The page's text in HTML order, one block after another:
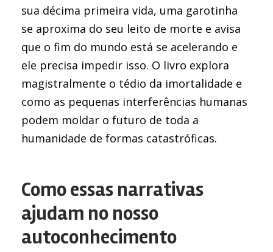
sua décima primeira vida, uma garotinha
se aproxima do seu leito de morte e avisa
que o fim do mundo está se acelerando e
ele precisa impedir isso. O livro explora
magistralmente o tédio da imortalidade e
como as pequenas interferências humanas
podem moldar o futuro de toda a
humanidade de formas catastróficas.
Como essas narrativas
ajudam no nosso
autoconhecimento